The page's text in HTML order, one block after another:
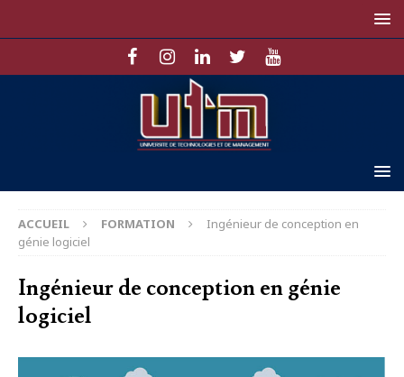
ACCUEIL FORMATION
Ingénieur de conception en
génie logiciel
Ingénieur de conception en génie
logiciel